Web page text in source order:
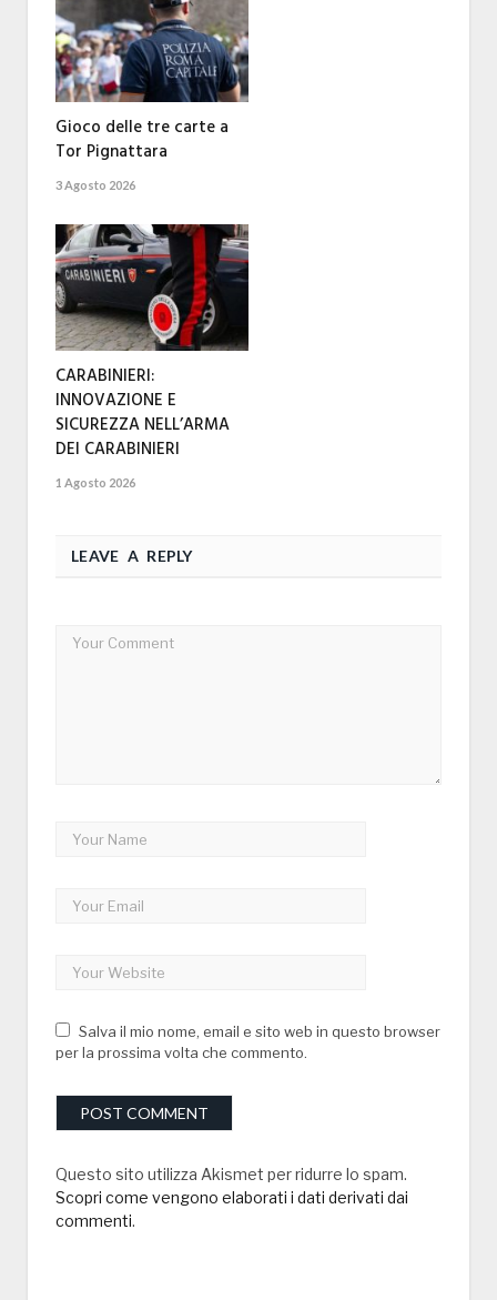
Gioco delle tre carte a
Tor Pignattara
3 Agosto 2026
CARABINIERI:
INNOVAZIONE E
SICUREZZA NELL’ARMA
DEI CARABINIERI
1 Agosto 2026
LEAVE A REPLY
Salva il mio nome, email e sito web in questo browser
per la prossima volta che commento.
Questo sito utilizza Akismet per ridurre lo spam.
Scopri come vengono elaborati i dati derivati dai
commenti.